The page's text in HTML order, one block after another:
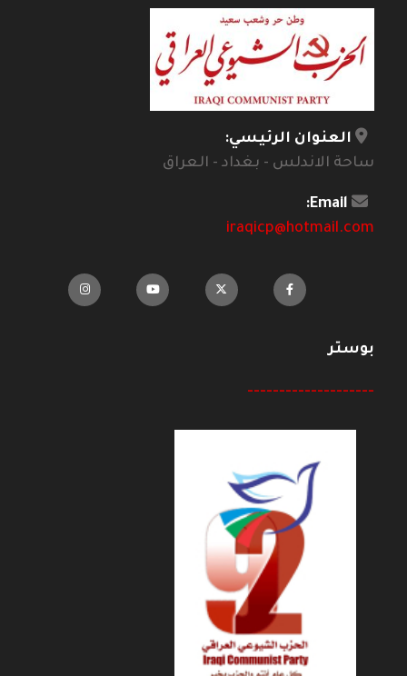
العنوان الرئيسي:
ساحة الاندلس - بغداد - العراق
Email:
iraqicp@hotmail.com
بوستر
--------------------